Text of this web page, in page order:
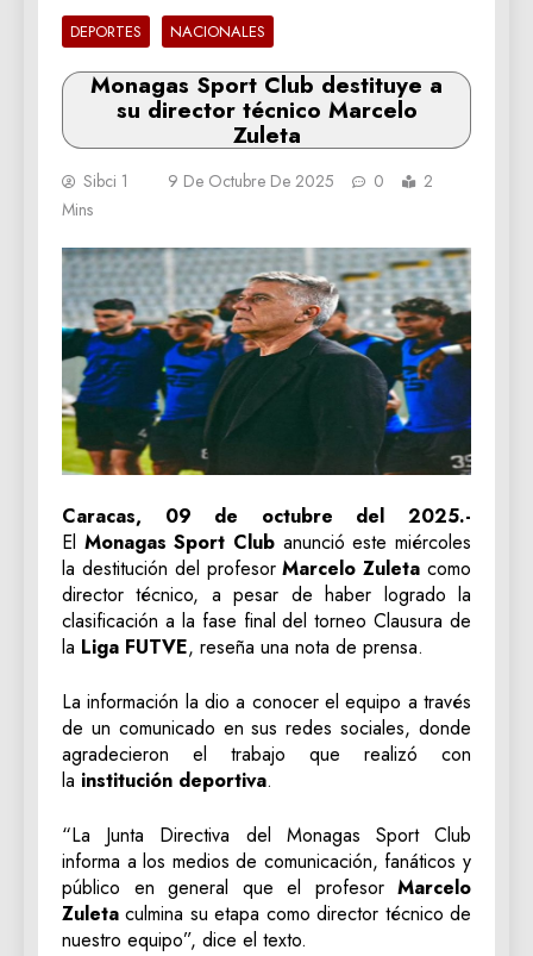
DEPORTES NACIONALES
Monagas Sport Club destituye a
su director técnico Marcelo
Zuleta
Sibci 1 9 De Octubre De 2025 0
2
Mins
Caracas, 09 de octubre del 2025.-
El Monagas Sport Club anunció este miércoles
la destitución del profesorMarcelo Zuleta como
director técnico, a pesar de haber logrado la
clasificación a la fase final del torneo Clausura de
la Liga FUTVE, reseña una nota de prensa.
La información la dio a conocer el equipo a través
de un comunicado en sus redes sociales, donde
agradecieron el trabajo que realizó con
la institución deportiva.
“La Junta Directiva del Monagas Sport Club
informa a los medios de comunicación, fanáticos y
público en general que el profesor Marcelo
Zuleta culmina su etapa como director técnico de
nuestro equipo”, dice el texto.